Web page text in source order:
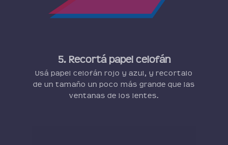
5. Recortá papel celofán
Usá papel celofán rojo y azul, y recortalo
de un tamaño un poco más grande que las
ventanas de los lentes.